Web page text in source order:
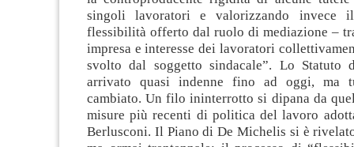
singoli lavoratori e valorizzando invece
flessibilità offerto dal ruolo di mediazione –
impresa e interesse dei lavoratori
svolto dal soggetto sindacale”. Lo Statuto
arrivato quasi indenne fino ad oggi, ma
cambiato. Un filo ininterrotto si dipana da
misure più recenti di politica del lavoro
Berlusconi. Il Piano di De Michelis si è